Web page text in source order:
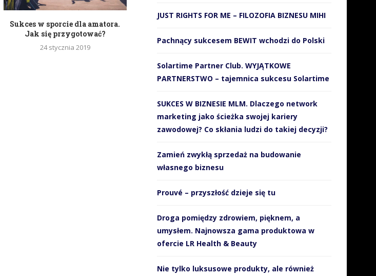
Sukces w sporcie dla amatora.
Jak się przygotować?
24 stycznia 2019
WOŚP?
JUST RIGHTS FOR ME – FILOZOFIA BIZNESU MIHI
Pachnący sukcesem BEWIT wchodzi do Polski
Solartime Partner Club. WYJĄTKOWE
PARTNERSTWO – tajemnica sukcesu Solartime
SUKCES W BIZNESIE MLM. Dlaczego network
marketing jako ścieżka swojej kariery
zawodowej? Co skłania ludzi do takiej decyzji?
Zamień zwykłą sprzedaż na budowanie
własnego biznesu
Prouvé – przyszłość dzieje się tu
Droga pomiędzy zdrowiem, pięknem, a
umysłem. Najnowsza gama produktowa w
ofercie LR Health & Beauty
Nie tylko luksusowe produkty, ale również